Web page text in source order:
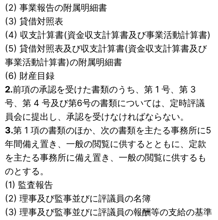
(2) 事業報告の附属明細書
(3) 貸借対照表
(4) 収支計算書(資金収支計算書及び事業活動計算書)
(5) 貸借対照表及び収支計算書(資金収支計算書及び
事業活動計算書)の附属明細書
(6) 財産目録
2.前項の承認を受けた書類のうち、第 1 号、第 3
号、第 4 号及び第6号の書類については、定時評議
員会に提出し、承認を受けなければならない。
3.第 1 項の書類のほか、次の書類を主たる事務所に5
年間備え置き、一般の閲覧に供するとともに、定款
を主たる事務所に備え置き、一般の閲覧に供するも
のとする。
(1) 監査報告
(2) 理事及び監事並びに評議員の名簿
(3) 理事及び監事並びに評議員の報酬等の支給の基準